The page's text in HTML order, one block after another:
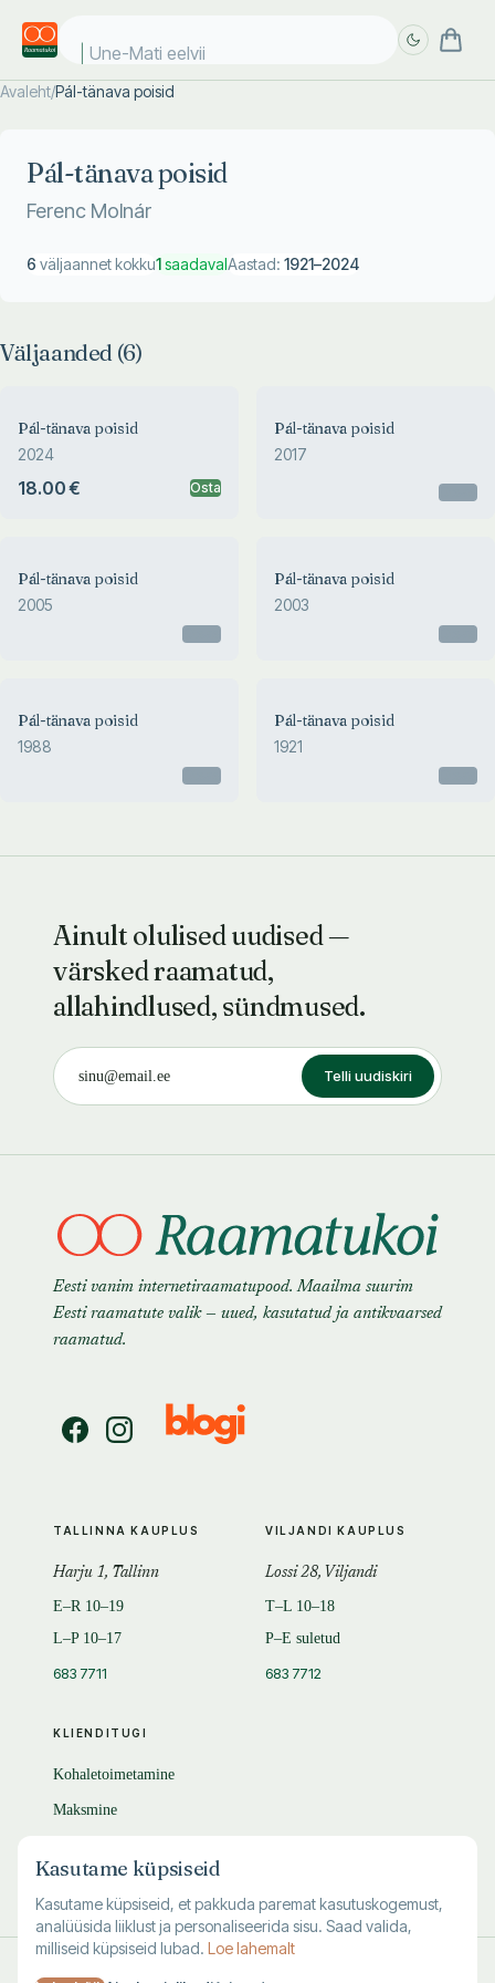
Une-Mati eelviim
Avaleht/Pál-tänava poisid
Pál-tänava poisid
Ferenc Molnár
6 väljaannet kokku1saadavalAastad: 1921–2024
Väljaanded (6)
Pál-tänava poisid
2024
18.00 € Osta
Pál-tänava poisid
2017
Pál-tänava poisid
2005
Pál-tänava poisid
2003
Pál-tänava poisid
1988
Pál-tänava poisid
1921
Ainult olulised uudised —
värsked raamatud,
allahindlused, sündmused.
Telli uudiskiri
Eesti vanim internetiraamatupood. Maailma suurim
Eesti raamatute valik — uued, kasutatud ja antikvaarsed
raamatud.
KLIENDITUGI
Kohaletoimetamine
Maksmine
KKK
TALLINNA KAUPLUS
Harju 1, Tallinn
E–R 10–19
L–P 10–17
683 7711
VILJANDI KAUPLUS
Lossi 28, Viljandi
T–L 10–18
P–E suletud
683 7712
Kasutame küpsiseid
Kasutame küpsiseid, et pakkuda paremat kasutuskogemust,
analüüsida liiklust ja personaliseerida sisu. Saad valida,
milliseid küpsiseid lubad. Loe lahemalt